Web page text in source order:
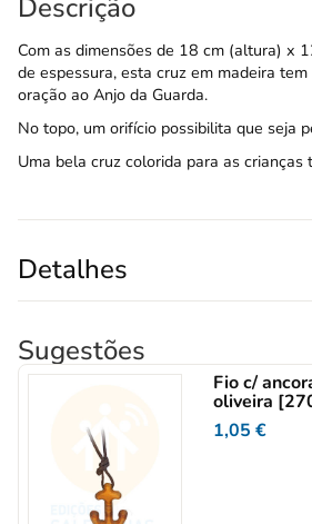
Descrição
Com as dimensões de 18 cm (altura) x
de espessura, esta cruz em madeira
oração ao Anjo da Guarda.
No topo, um orifício possibilita que seja
Uma bela cruz colorida para as crianças
Detalhes
Sugestões
Fio c/
oliveira
1,05€